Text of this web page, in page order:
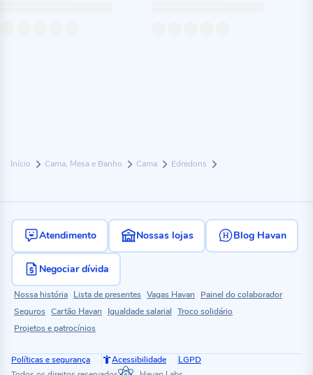
Início Cama, Mesa e Banho Cama Edredons
Atendimento Nossas lojas Blog Havan
Negociar dívida
Nossa história Lista de presentes Vagas Havan
Painel do colaborador
Seguros Cartão Havan Igualdade salarial Troco solidário
Projetos e patrocínios
Políticas e segurança Acessibilidade
LGPD